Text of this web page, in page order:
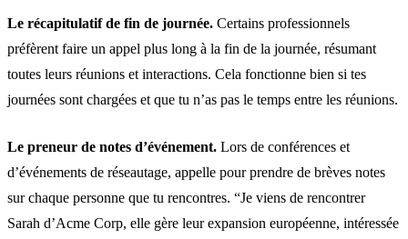
Le récapitulatif de fin de journée. Certains professionnels
préfèrent faire un appel plus long à la fin de la journée, résumant
toutes leurs réunions et interactions. Cela fonctionne bien si tes
journées sont chargées et que tu n’as pas le temps entre les réunions.
Le preneur de notes d’événement. Lors de conférences et
d’événements de réseautage, appelle pour prendre de brèves notes
sur chaque personne que tu rencontres. “Je viens de rencontrer
Sarah d’Acme Corp, elle gère leur expansion européenne, intéressée